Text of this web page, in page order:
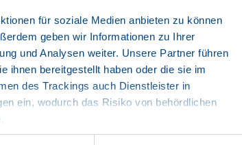
für soziale Medien anbieten zu können
geben wir Informationen zu Ihrer
und Analysen weiter. Unsere Partner führen
ihnen bereitgestellt haben oder die sie im
des Trackings auch Dienstleister in
ein, wodurch das Risiko von behördlichen
Signal für den Ausbau ihres
zu erhöhen, zusätzliche Vertriebskanäle